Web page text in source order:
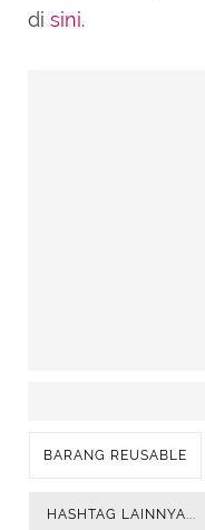
di sini.
BARANG REUSABLE
HASHTAG LAINNYA...